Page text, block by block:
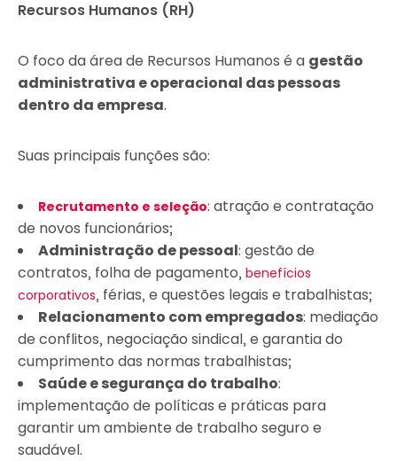
Recursos Humanos (RH)
O foco da área de Recursos Humanos é a gestão
administrativa e operacional das pessoas
dentro da empresa.
Suas principais funções são:
Recrutamento e seleção: atração e contratação
de novos funcionários;
Administração de pessoal: gestão de
contratos, folha de pagamento, benefícios
corporativos, férias, e questões legais e trabalhistas;
Relacionamento com empregados: mediação
de conflitos, negociação sindical, e garantia do
cumprimento das normas trabalhistas;
Saúde e segurança do trabalho:
implementação de políticas e práticas para
garantir um ambiente de trabalho seguro e
saudável.